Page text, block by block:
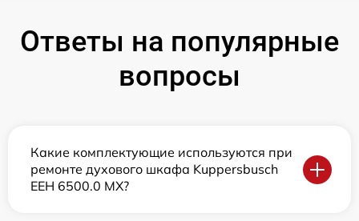
Ответы на популярные
вопросы
Какие комплектующие используются при
ремонте духового шкафа Kuppersbusch
EEH 6500.0 MX?